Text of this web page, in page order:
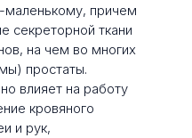
маленькому, причем
секреторной ткани
на чем во многих
простаты.
влияет на работу
кровяного
и рук,